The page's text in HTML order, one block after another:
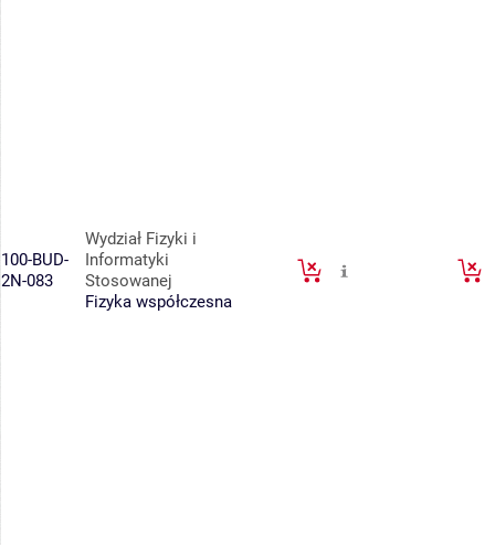
100-BUD-
2N-083
Wydział Fizyki i
Informatyki
Stosowanej
Fizyka współczesna